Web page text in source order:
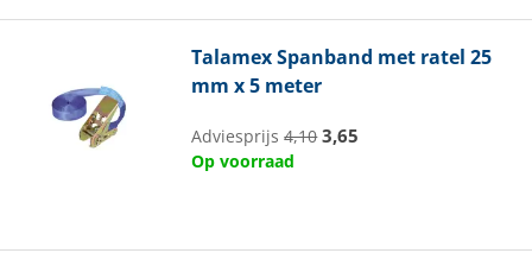
TalamexSpanband met ratel 25
mm x 5 meter
Adviesprijs4,10 3,65
Op voorraad